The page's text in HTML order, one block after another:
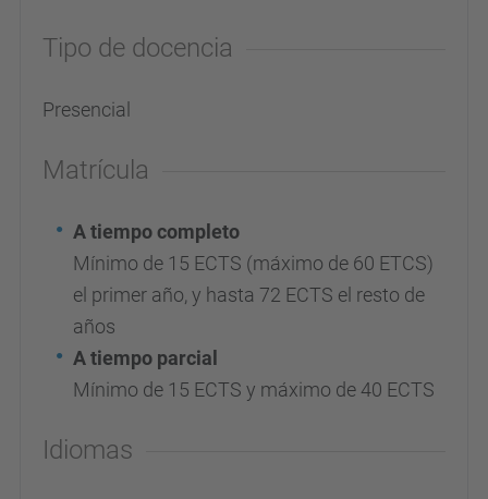
Tipo de docencia
Presencial
Matrícula
A tiempo completo
Mínimo de 15 ECTS (máximo de 60 ETCS)
el primer año, y hasta 72 ECTS el resto de
años
A tiempo parcial
Mínimo de 15 ECTS y máximo de 40 ECTS
Idiomas